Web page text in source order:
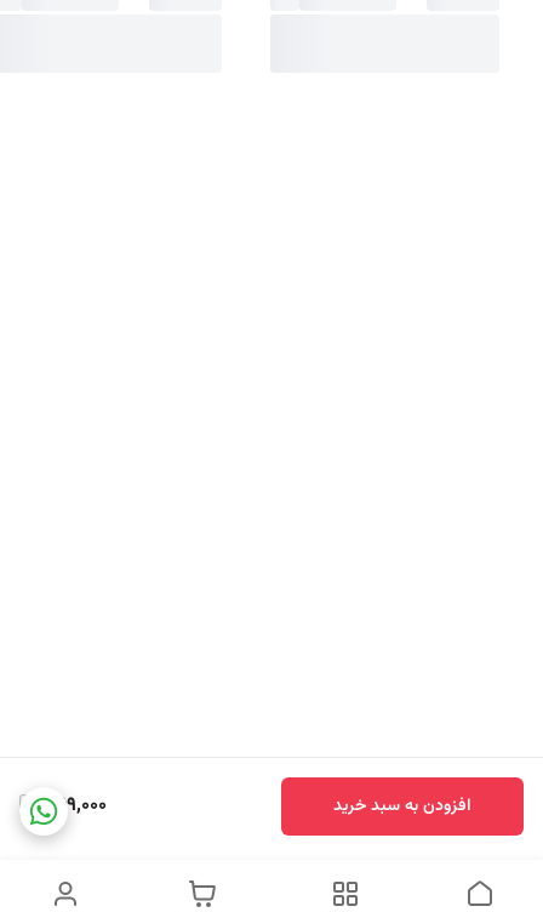
369,000 افزودن به سبد خرید